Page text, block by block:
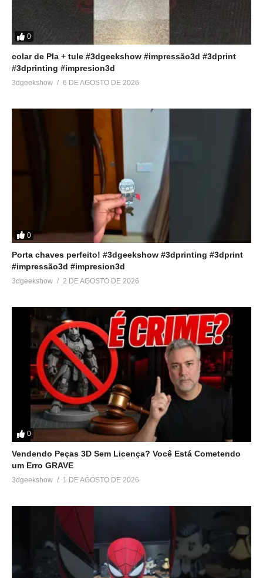
0
colar de Pla + tule #3dgeekshow #impressão3d #3dprint
#3dprinting #impresion3d
3dgeekshow 6 DE AGOSTO DE 2026
0
Porta chaves perfeito! #3dgeekshow #3dprinting #3dprint
#impressão3d #impresion3d
3dgeekshow 2 DE AGOSTO DE 2026
0
Vendendo Peças 3D Sem Licença? Você Está Cometendo
um Erro GRAVE
3dgeekshow 1 DE AGOSTO DE 2026